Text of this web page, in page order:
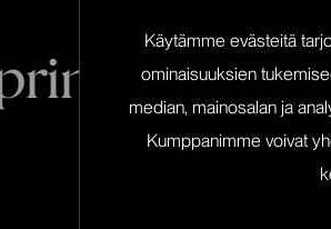
Käytämme evästeitä
ominaisuuksien
median, mainosalan ja
Kumppanimme voivat